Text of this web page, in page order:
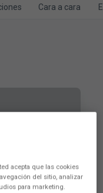
Cara a cara
acepta que las cookies
del sitio, analizar
para marketing.